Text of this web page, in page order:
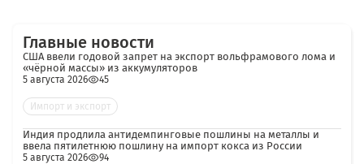
Главные новости
США ввели годовой запрет на экспорт вольфрамового лома и
«чёрной массы» из аккумуляторов
5 августа 2026 45
Импорт и экспорт
Индия продлила антидемпинговые пошлины на металлы и
ввела пятилетнюю пошлину на импорт кокса из России
5 августа 2026 94